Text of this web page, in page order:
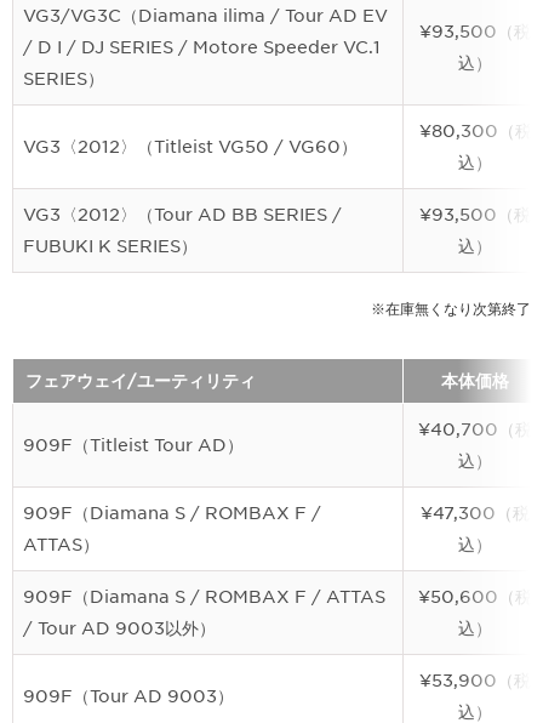
VG3/VG3C（Diamana ilima / Tour AD EV
/ D I / DJ SERIES / Motore Speeder VC.1
SERIES）
¥93,500（税
込）
VG3〈2012〉（Titleist VG50 / VG60）
¥80,300（税
込）
VG3〈2012〉（Tour AD BB SERIES /
FUBUKI K SERIES）
¥93,500（税
込）
※在庫無くなり次第終了
フェアウェイ/ユーティリティ 本体価格
909F（Titleist Tour AD）
¥40,700（税
込）
909F（Diamana S / ROMBAX F /
ATTAS）
¥47,300（税
込）
909F（Diamana S / ROMBAX F / ATTAS
/ Tour AD 9003以外）
¥50,600（税
込）
909F（Tour AD 9003）
¥53,900（税
込）